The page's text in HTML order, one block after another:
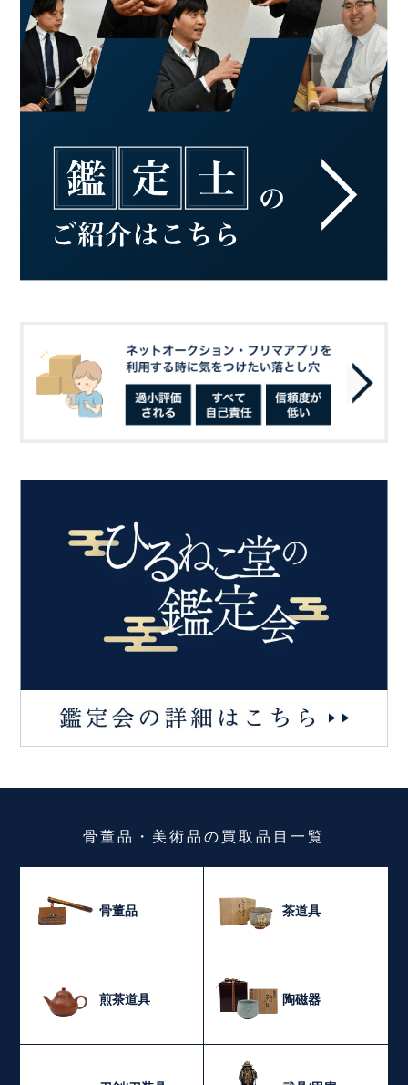
骨董品・美術品の買取品目一覧
骨董品 茶道具
煎茶道具 陶磁器